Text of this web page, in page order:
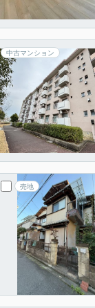
中古マンション
売地